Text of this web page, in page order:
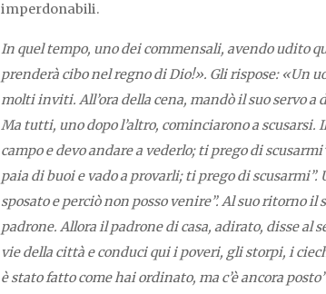
imperdonabili.
In quel tempo, uno dei commensali, avendo udito
prenderà cibo nel regno di Dio!». Gli rispose: «Un
molti inviti. All’ora della cena, mandò il suo servo
Ma tutti, uno dopo l’altro, cominciarono a scusarsi.
campo e devo andare a vederlo; ti prego di
paia di buoi e vado a provarli; ti prego di scusarmi”.
sposato e perciò non posso venire”. Al suo ritorno
padrone. Allora il padrone di casa, adirato, disse al
vie della città e conduci qui i poveri, gli storpi, i
è stato fatto come hai ordinato, ma c’è ancora